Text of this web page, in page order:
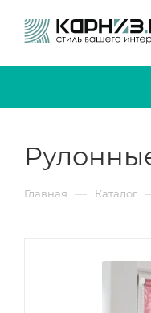
Главная — Каталог